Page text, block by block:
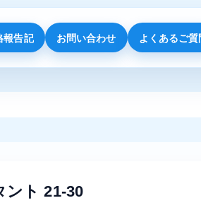
報告記 お問い合わせ よくあるご質
ト 21-30